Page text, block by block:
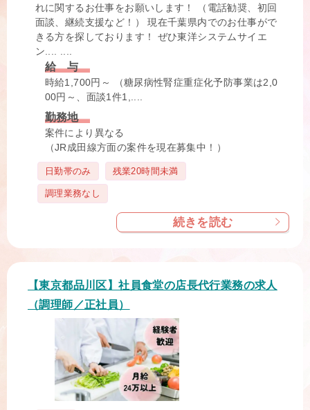
れに関するお仕事をお願いします！ （電話勧奨、初回
面談、継続支援など！） 現在千葉県内でのお仕事がで
きる方を探しております！ ぜひ東洋システムサイエ
ン.... ....
給 与
時給1,700円～ （糖尿病性腎症重症化予防事業は2,0
00円～、面談1件1,....
勤務地
案件により異なる
（JR成田線方面の案件を現在募集中！）
日勤帯のみ 残業20時間未満
調理業務なし
続きを読む
【東京都品川区】社員食堂の店長代行業務の求人
（調理師／正社員）